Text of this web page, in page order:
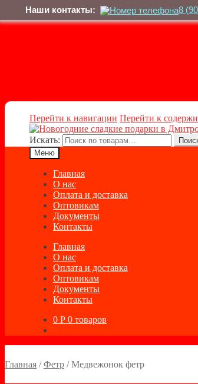
Наши контакты: 8
Перейти к навигации Перейти к
Искать:
Меню
Главная
О нас
Оплата и доставка
Оптовикам
Документы
Контакты
Главная
О нас
Оплата и доставка
Оптовикам
Документы
Контакты
0 Р 0 товаров
Главная /Фетр /Медвежонок фетр